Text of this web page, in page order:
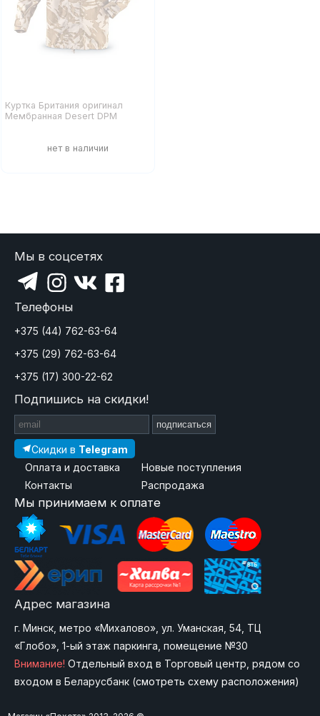
Куртка Британия оригинал
Мембранная Desert DPM
Мы в соцсетях
Телефоны
+375 (44) 762-63-64
+375 (29) 762-63-64
+375 (17) 300-22-62
Подпишись на скидки!
подписаться
Скидки в Telegram
Оплата и доставка
Контакты
Новые поступления
Распродажа
Мы принимаем к оплате
Адрес магазина
г. Минск, метро «Михалово», ул. Уманская, 54, ТЦ
«Глобо», 1-ый этаж паркинга, помещение №30
Внимание! Отдельный вход в Торговый центр, рядом со
входом в Беларусбанк (смотреть схему расположения)